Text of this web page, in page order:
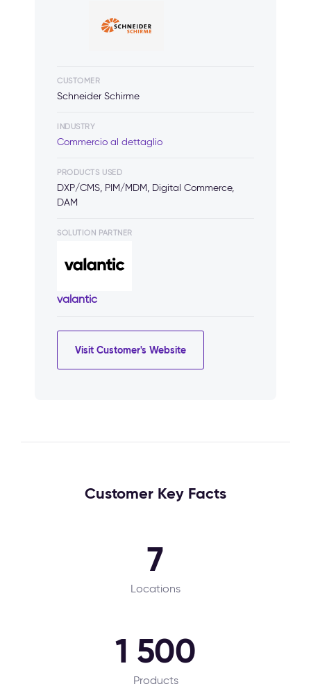
CUSTOMER
Schneider Schirme
INDUSTRY
Commercio al dettaglio
PRODUCTS USED
DXP/CMS, PIM/MDM, Digital Commerce,
DAM
SOLUTION PARTNER
valantic
Visit Customer's Website
Customer Key Facts
7
Locations
1 500
Products